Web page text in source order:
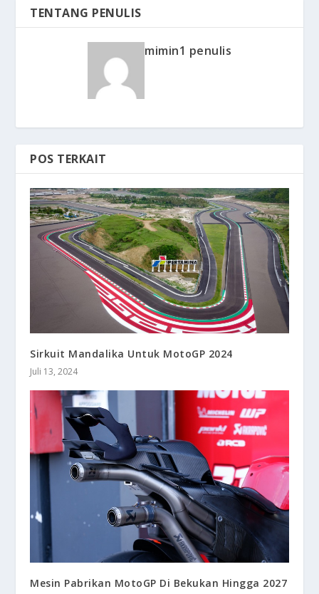
TENTANG PENULIS
mimin1 penulis
POS TERKAIT
Sirkuit Mandalika Untuk MotoGP 2024
Juli 13, 2024
Mesin Pabrikan MotoGP Di Bekukan Hingga 2027